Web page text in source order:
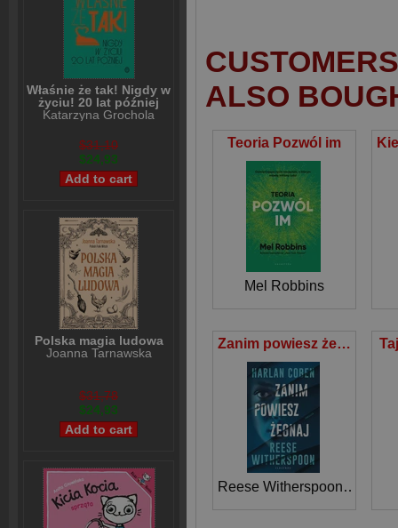
Właśnie że tak! Nigdy w
życiu! 20 lat później
Katarzyna Grochola
$31,10
$24,93
Polska magia ludowa
Joanna Tarnawska
$31,78
$24,93
ALSO
Teoria Pozwól im
Mel Robbins
Zanim powiesz żegnaj
Reese Witherspoon,